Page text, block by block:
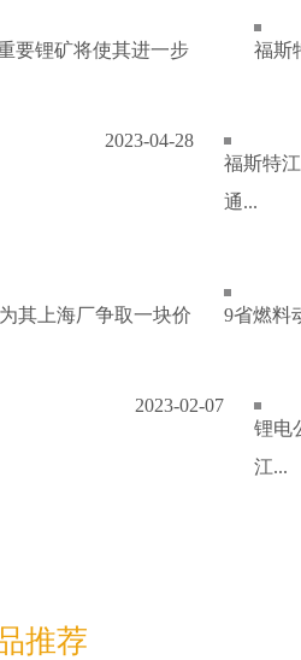
要锂矿将使其进一步
2023-04-28
福斯
福斯特
通...
其上海厂争取一块价
2023-02-07
9省燃料
锂电
江...
推荐